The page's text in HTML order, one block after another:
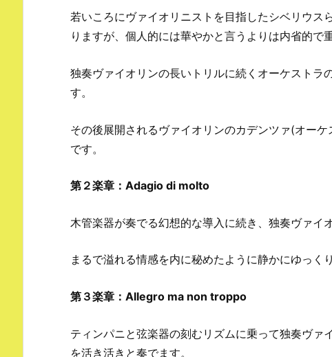
若いころにヴァイオリニストを目指したシベリウス
りますが、個人的には華やかと言うよりは内省的で
独奏ヴァイオリンの長いトリルに続くオーケスト
す。
その後展開されるヴァイオリンのカデンツァ(オー
です。
第２楽章：Adagio di molto
木管楽器が奏でる幻想的な導入に続き、独奏ヴァイ
まるで溢れる情感を内に秘めたように静かにゆっく
第３楽章：Allegro ma non troppo
ティンパニと弦楽器の刻むリズムに乗って独奏ヴ
を活き活きと奏でます。